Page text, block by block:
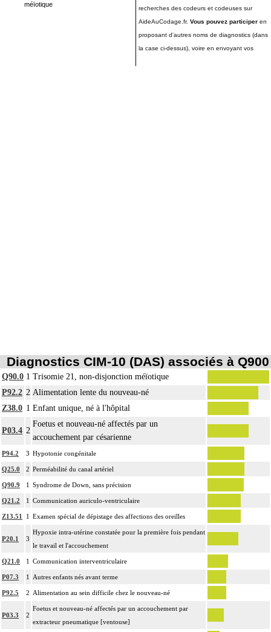
méïotique
recherches des codeurs et codeuses sur
AideAuCodage.fr. Vous pouvez participer en
proposant d'autres noms de diagnostics (dans
la case ci-dessus), voire en envoyant vos
Diagnostics CIM-10 (DAS) associés à Q900
Q90.0 1 Trisomie 21, non-disjonction méïotique
P92.2 2 Alimentation lente du nouveau-né
Z38.0 1 Enfant unique, né à l'hôpital
P03.4 2
Foetus et nouveau-né affectés par un
accouchement par césarienne
P94.2 3 Hypotonie congénitale
Q25.0 2 Perméabilité du canal artériel
Q90.9 1 Syndrome de Down, sans précision
Q21.2 1 Communication auriculo-ventriculaire
Z13.51 1 Examen spécial de dépistage des affections des oreilles
P20.1 3
Hypoxie intra-utérine constatée pour la première fois pendant
le travail et l'accouchement
Q21.0 1 Communication interventriculaire
P07.3 1 Autres enfants nés avant terme
P92.5 2 Alimentation au sein difficile chez le nouveau-né
P03.3 2
Foetus et nouveau-né affectés par un accouchement par
extracteur pneumatique [ventouse]